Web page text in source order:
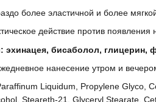
более эластичной и более
действие против появления
эхинацея, бисаболол, глицерин,
нанесение утром и
Liquidum, Propylene Glyco,
Steareth-21, Glyceryl Stearate,